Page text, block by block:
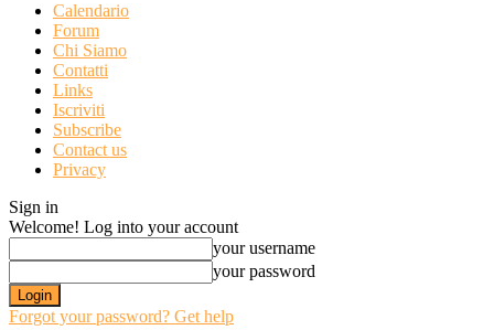
Calendario
Forum
Chi Siamo
Contatti
Links
Iscriviti
Subscribe
Contact us
Privacy
Sign in
Welcome! Log into your account
your username
your password
Forgot your password? Get help